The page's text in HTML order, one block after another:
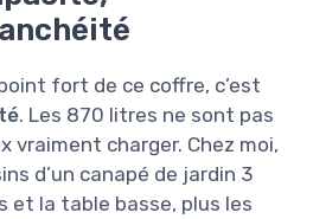
fort de ce coffre, c’est
. Les 870 litres ne sont pas
vraiment charger. Chez moi,
d’un canapé de jardin 3
et la table basse, plus les